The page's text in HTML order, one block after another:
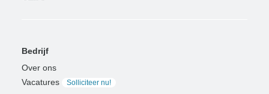
Bedrijf
Over ons
Vacatures
Solliciteer nu!